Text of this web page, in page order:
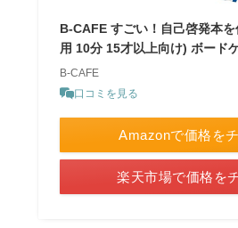
B-CAFE すごい！自己啓発本
用 10分 15才以上向け) ボード
B-CAFE
口コミを見る
Amazonで価格を
楽天市場で価格を